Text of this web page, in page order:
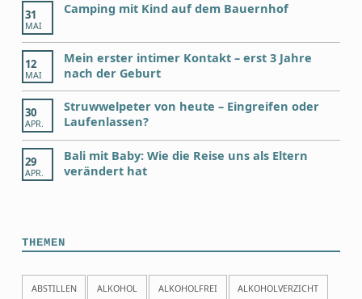
31
MAI
Camping mit Kind auf dem Bauernhof
12
MAI
Mein erster intimer Kontakt – erst 3 Jahre
nach der Geburt
30
APR.
Struwwelpeter von heute – Eingreifen oder
Laufenlassen?
29
APR.
Bali mit Baby: Wie die Reise uns als Eltern
verändert hat
THEMEN
ABSTILLEN ALKOHOL ALKOHOLFREI ALKOHOLVERZICHT